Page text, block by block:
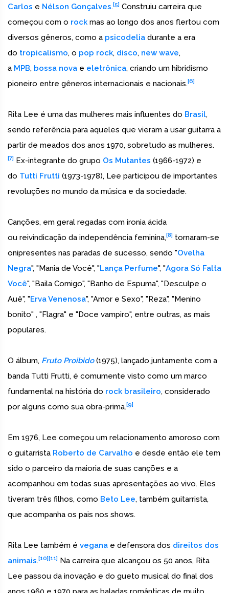
Carlos e Nélson Gonçalves.[5] Construiu carreira que
começou com o rock mas ao longo dos anos flertou com
diversos gêneros, como a psicodelia durante a era
do tropicalismo, o pop rock, disco, new wave,
a MPB, bossa nova e eletrônica, criando um hibridismo
pioneiro entre gêneros internacionais e nacionais.[6]
Rita Lee é uma das mulheres mais influentes do Brasil,
sendo referência para aqueles que vieram a usar guitarra a
partir de meados dos anos 1970, sobretudo as mulheres.
[7] Ex-integrante do grupo Os Mutantes (1966-1972) e
do Tutti Frutti (1973-1978), Lee participou de importantes
revoluções no mundo da música e da sociedade.
Canções, em geral regadas com ironia ácida
ou reivindicação da independência feminina,[8] tornaram-se
onipresentes nas paradas de sucesso, sendo "Ovelha
Negra", "Mania de Você", "Lança Perfume", "Agora Só Falta
Você", "Baila Comigo", "Banho de Espuma", "Desculpe o
Auê", "Erva Venenosa", "Amor e Sexo", "Reza", "Menino
bonito" , "Flagra" e "Doce vampiro", entre outras, as mais
populares.
O álbum, Fruto Proibido(1975), lançado juntamente com a
banda Tutti Frutti, é comumente visto como um marco
fundamental na história do rock brasileiro, considerado
por alguns como sua obra-prima.[9]
Em 1976, Lee começou um relacionamento amoroso com
o guitarrista Roberto de Carvalho e desde então ele tem
sido o parceiro da maioria de suas canções e a
acompanhou em todas suas apresentações ao vivo. Eles
tiveram três filhos, como Beto Lee, também guitarrista,
que acompanha os pais nos shows.
Rita Lee também é vegana e defensora dos direitos dos
animais.[10][11] Na carreira que alcançou os 50 anos, Rita
Lee passou da inovação e do gueto musical do final dos